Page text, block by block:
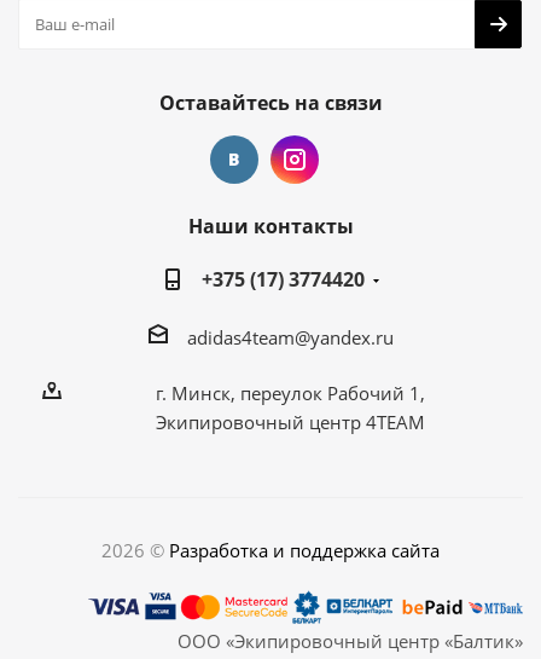
Оставайтесь на связи
Наши контакты
+375 (17) 3774420
adidas4team@yandex.ru
г. Минск, переулок Рабочий 1,
Экипировочный центр 4TEAM
2026 © Разработка и поддержка сайта
ООО «Экипировочный центр «Балтик»